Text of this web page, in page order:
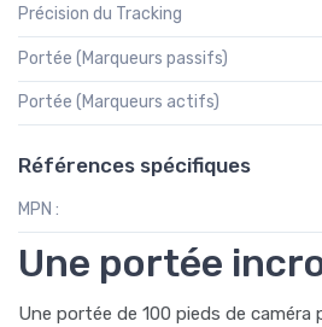
Précision du Tracking
Portée (Marqueurs passifs)
Portée (Marqueurs actifs)
Références spécifiques
MPN :
Une portée
Une portée de 100 pieds de caméra